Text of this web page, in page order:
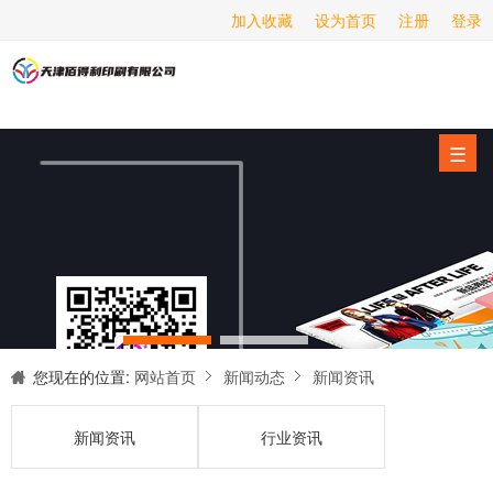
登录
注册
设为首页
加入收藏
☰
海报印刷
服务项目
新闻动态
关于我们
联系我们
您现在的位置: 网站首页 新闻动态 新闻资讯
新闻资讯 行业资讯